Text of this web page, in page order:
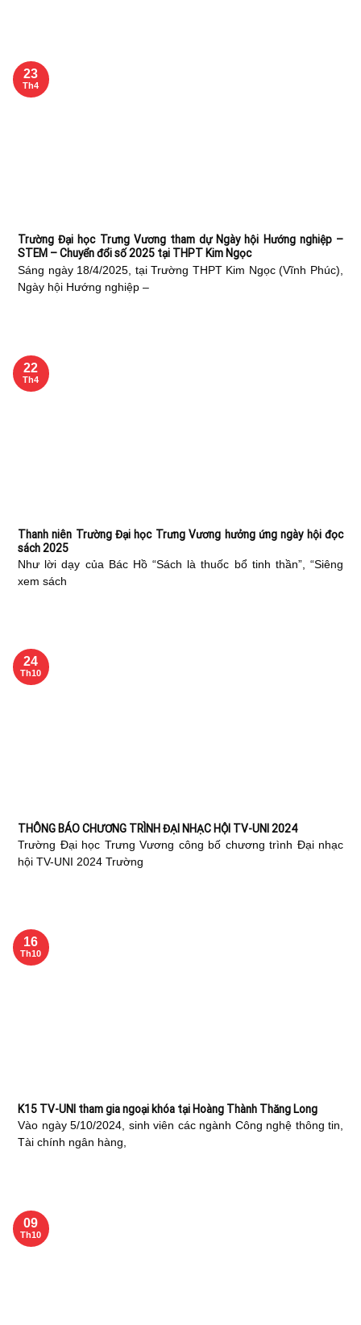
Trường Đại học Trưng Vương tham dự Ngày hội Hướng nghiệp –
STEM – Chuyển đổi số 2025 tại THPT Kim Ngọc
Sáng ngày 18/4/2025, tại Trường THPT Kim Ngọc (Vĩnh Phúc),
Ngày hội Hướng nghiệp –
23
Th4
Thanh niên Trường Đại học Trưng Vương hưởng ứng ngày hội đọc
sách 2025
Như lời dạy của Bác Hồ “Sách là thuốc bổ tinh thần”, “Siêng
xem sách
22
Th4
THÔNG BÁO CHƯƠNG TRÌNH ĐẠI NHẠC HỘI TV-UNI 2024
Trường Đại học Trưng Vương công bố chương trình Đại nhạc
hội TV-UNI 2024 Trường
24
Th10
K15 TV-UNI tham gia ngoại khóa tại Hoàng Thành Thăng Long
Vào ngày 5/10/2024, sinh viên các ngành Công nghệ thông tin,
Tài chính ngân hàng,
16
Th10
09
Th10